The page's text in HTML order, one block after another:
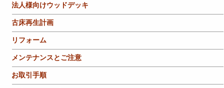
法人様向けウッドデッキ
古床再生計画
リフォーム
メンテナンスとご注意
お取引手順